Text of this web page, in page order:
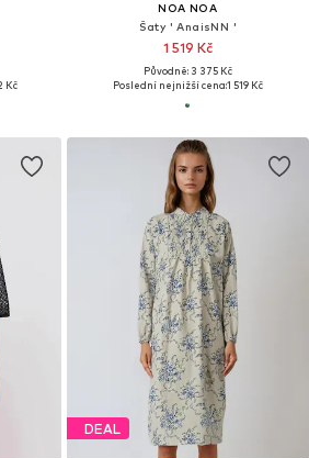
Kč
NOA NOA
Šaty ' AnaisNN '
1 519 Kč
Původně: 3 375 Kč
Poslední nejnižší cena:1 519 Kč
DEAL